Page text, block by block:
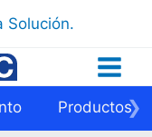
Solución.
Productos❯